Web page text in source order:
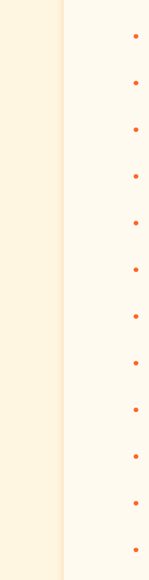
•
•
•
•
•
•
•
•
•
•
•
•